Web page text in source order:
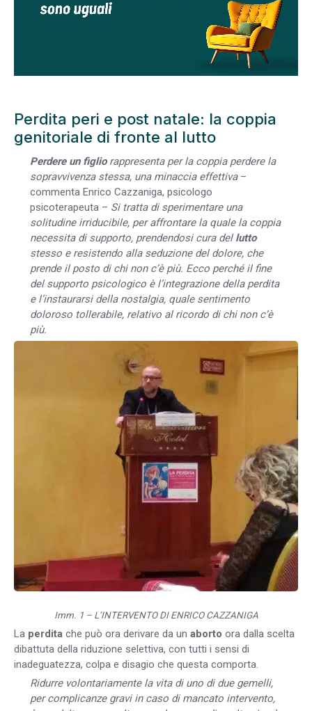
Perdita peri e post natale: la coppia
genitoriale di fronte al lutto
Perdere un figliorappresenta per la coppia perdere la
sopravvivenza stessa, una minaccia effettiva–
commenta Enrico Cazzaniga, psicologo
psicoterapeuta – Si tratta di sperimentare una
solitudine irriducibile, per affrontare la quale la coppia
necessita di supporto, prendendosi cura del lutto
stesso e resistendo alla seduzione del dolore, che
prende il posto di chi non c’è più. Ecco perché il fine
del supporto psicologico è l’integrazione della perdita
e l’instaurarsi della nostalgia, quale sentimento
doloroso tollerabile, relativo al ricordo di chi non c’è
più.
Imm. 1 – L’INTERVENTO DI ENRICO CAZZANIGA
La perdita che può ora derivare da un aborto ora dalla scelta
dibattuta della riduzione selettiva, con tutti i sensi di
inadeguatezza, colpa e disagio che questa comporta.
Ridurre volontariamente la vita di uno di due gemelli,
per complicanze gravi in caso di mancato intervento,